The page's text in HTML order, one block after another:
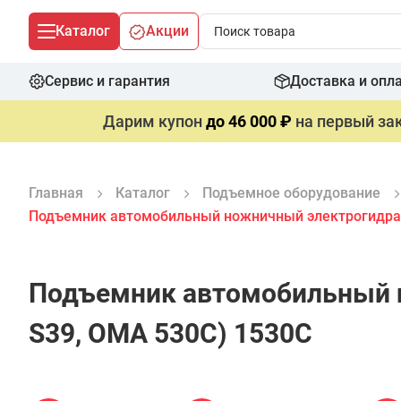
Каталог Акции
Сервис и гарантия Доставка и
Дарим купондо 46 000 ₽ на первый
Главная Каталог Подъемное оборудование
Подъемник автомобильный ножничный
Подъемник автомобильный
S39, OMA 530C) 1530С